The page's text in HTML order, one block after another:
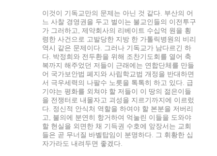
이것이 기독교만의 문제는 아닌 것 같다. 부산의 어
느 사찰 경영권을 두고 벌이는 불교인들의 이전투구
가 그러하고, 제약회사의 리베이트 수십억 원을 횡
령한 사건으로 고발당한 지방 한 가톨릭병원의 비리
역시 같은 문제이다. 그러나 기독교가 남다르긴 하
다. 박정희와 전두환을 위해 조찬기도회를 열어 축
복까지 해주었던 저들이 근래에는 연합단체를 만들
어 국가보안법 폐지와 사립학교법 개정을 반대하면
서 극우세력의 나팔수 노릇을 톡톡히 하고 있다. 급
기야는 평화를 외쳐야 할 저들이 이 땅의 젊은이들
을 전쟁터로 내몰자고 괴성을 지르기까지에 이르렀
다. 정신적 안식처 역할을 하여야 할 본분을 저버리
고, 불의에 분연히 항거하여 억눌린 이들을 도와야
할 현실을 외면한 채 기득권 수호에 앞장서는 교회
들은 곧 무너질 바벨탑임이 분명하다. 그 휘황한 십
자가라도 내려두면 좋겠다.